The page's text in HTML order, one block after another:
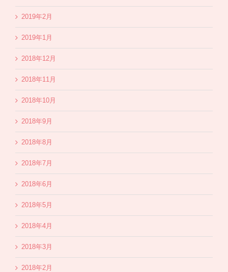
2019年2月
2019年1月
2018年12月
2018年11月
2018年10月
2018年9月
2018年8月
2018年7月
2018年6月
2018年5月
2018年4月
2018年3月
2018年2月